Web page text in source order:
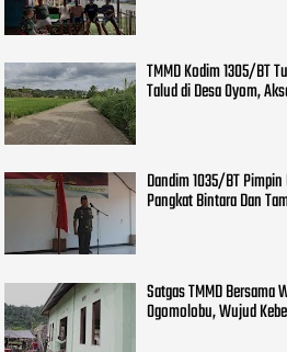
TMMD Kodim 1305/BT
Talud di Desa Oyom,
Dandim 1035/BT
Pangkat Bintara Dan
Satgas TMMD Bersama
Ogomolobu, Wujud